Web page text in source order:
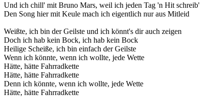
Und ich chill' mit Bruno Mars, weil ich jeden Tag 'n Hit schreib'
Den Song hier mit Keule mach ich eigentlich nur aus Mitleid
Weißte, ich bin der Geilste und ich könnt's dir auch zeigen
Doch ich hab kein Bock, ich hab kein Bock
Heilige Scheiße, ich bin einfach der Geilste
Wenn ich könnte, wenn ich wollte, jede Wette
Hätte, hätte Fahrradkette
Hätte, hätte Fahrradkette
Denn ich könnte, wenn ich wollte, jede Wette
Hätte, hätte Fahrradkette